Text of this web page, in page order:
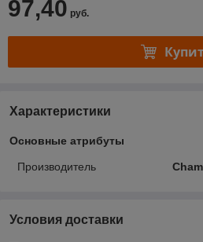
97,40 руб.
Характеристики
Основные атрибуты
Производитель
Условия доставки